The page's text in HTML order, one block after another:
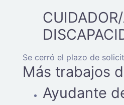
Se cerró el plazo de
Más trabajos
Ayudante